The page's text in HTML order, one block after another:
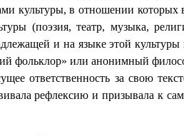
культуры, в отношении
(поэзия, театр, музыка,
и на языке этой
фольклор» или анонимный
ответственность за свою
рефлексию и призывала к